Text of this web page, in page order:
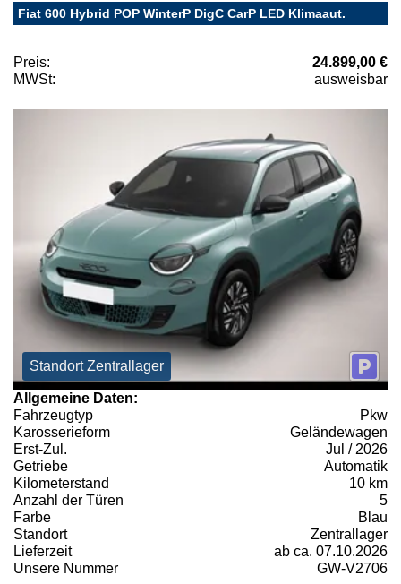
Fiat 600 Hybrid POP WinterP DigC CarP LED Klimaaut.
Preis:
24.899,00 €
MWSt:
ausweisbar
Standort Zentrallager
Allgemeine Daten:
Fahrzeugtyp
Pkw
Karosserieform
Geländewagen
Erst-Zul.
Jul / 2026
Getriebe
Automatik
Kilometerstand
10 km
Anzahl der Türen
5
Farbe
Blau
Standort
Zentrallager
Lieferzeit
ab ca. 07.10.2026
Unsere Nummer
GW-V2706